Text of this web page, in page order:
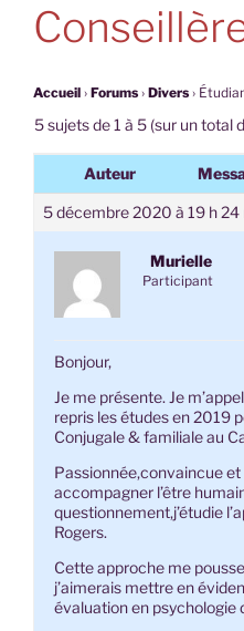
Accueil › Forums › Divers ›
5 sujets de 1 à 5 (sur un total
Auteur
5 décembre 2020 à 19 h 24
Murielle
Participant
Bonjour,
Je me présente. Je
repris les études en 2019
Conjugale & familiale au
Passionnée,convaincue
accompagner l’être
questionnement,j’étudie
Rogers.
Cette approche me
j’aimerais mettre en
évaluation en psychologie